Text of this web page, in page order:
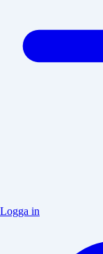
Logga in